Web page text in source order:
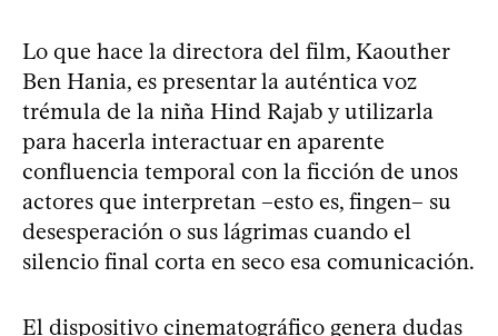
Lo que hace la directora del film, Kaouther
Ben Hania, es presentar la auténtica voz
trémula de la niña Hind Rajab y utilizarla
para hacerla interactuar en aparente
confluencia temporal con la ficción de unos
actores que interpretan –esto es, fingen– su
desesperación o sus lágrimas cuando el
silencio final corta en seco esa comunicación.
El dispositivo cinematográfico genera dudas